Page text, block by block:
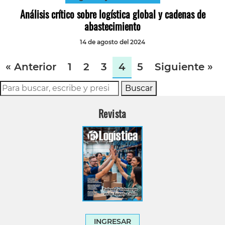
Análisis crítico sobre logística global y cadenas de
abastecimiento
14 de agosto del 2024
« Anterior 1 2 3 4 5 Siguiente »
Buscar
Revista
INGRESAR